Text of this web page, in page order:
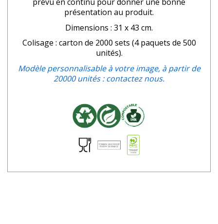
prévu en continu pour donner une bonne
présentation au produit.
Dimensions : 31 x 43 cm.
Colisage : carton de 2000 sets (4 paquets de 500
unités).
Modèle personnalisable à votre image, à partir de
20000 unités : contactez nous.